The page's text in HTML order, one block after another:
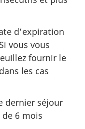
d’expiration
vous vous
fournir le
les cas
dernier séjour
de 6 mois